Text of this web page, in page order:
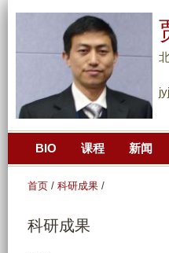
BIO 课程 新闻
首页 / 科研成果 /
科研成果